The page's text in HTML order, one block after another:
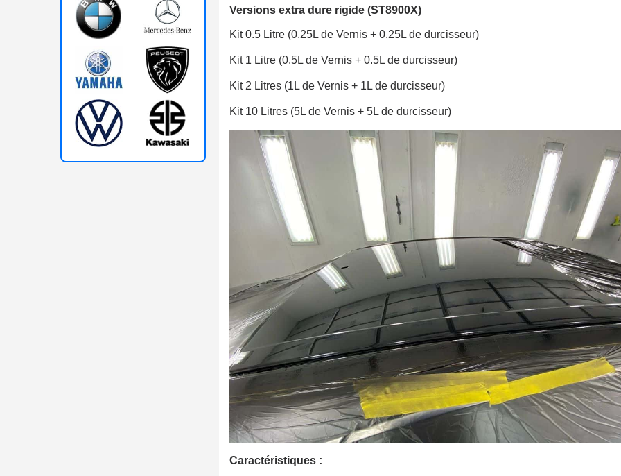
Retour produits
Réduction de 5€ sur la
10€ de bon d'achat
Inscription à la
Versions extra dure rigide (ST8900X)
Kit 0.5 Litre (0.25L de Vernis + 0.25L de durcisseur)
Kit 1 Litre (0.5L de Vernis + 0.5L de durcisseur)
Kit 2 Litres (1L de Vernis + 1L de durcisseur)
Kit 10 Litres (5L de Vernis + 5L de durcisseur)
Caractéristiques :